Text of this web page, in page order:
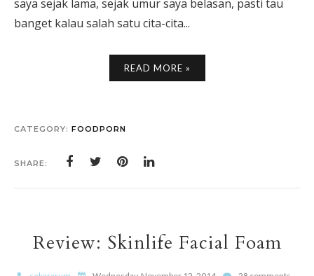
saya sejak lama, sejak umur saya belasan, pasti tau
banget kalau salah satu cita-cita...
READ MORE »
CATEGORY: FOODPORN
SHARE:
Review: Skinlife Facial Foam